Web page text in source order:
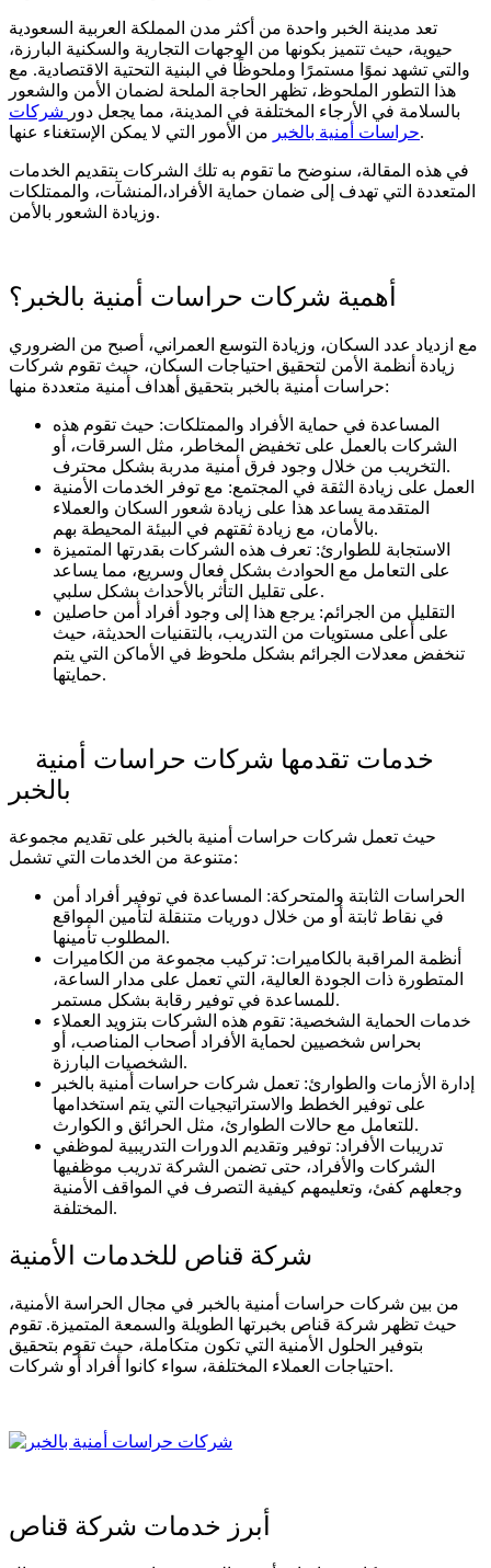
تعد مدينة الخبر واحدة من أكثر مدن المملكة العربية السعودية
حيوية، حيث تتميز بكونها من الوجهات التجارية والسكنية البارزة،
والتي تشهد نموًا مستمرًا وملحوظًا في البنية التحتية الاقتصادية. مع
هذا التطور الملحوظ، تظهر الحاجة الملحة لضمان الأمن والشعور
بالسلامة في الأرجاء المختلفة في المدينة، مما يجعل دور شركات
حراسات أمنية بالخبرمن الأمور التي لا يمكن الإستغناء عنها.
في هذه المقالة، سنوضح ما تقوم به تلك الشركات بتقديم الخدمات
المتعددة التي تهدف إلى ضمان حماية الأفراد،المنشآت، والممتلكات
وزيادة الشعور بالأمن.
أهمية شركات حراسات أمنية بالخبر؟
مع ازدياد عدد السكان، وزيادة التوسع العمراني، أصبح من الضروري
زيادة أنظمة الأمن لتحقيق احتياجات السكان، حيث تقوم شركات
حراسات أمنية بالخبر بتحقيق أهداف أمنية متعددة منها:
المساعدة في حماية الأفراد والممتلكات: حيث تقوم هذه
الشركات بالعمل على تخفيض المخاطر، مثل السرقات، أو
التخريب من خلال وجود فرق أمنية مدربة بشكل محترف.
العمل على زيادة الثقة في المجتمع: مع توفر الخدمات الأمنية
المتقدمة يساعد هذا على زيادة شعور السكان والعملاء
بالأمان، مع زيادة ثقتهم في البيئة المحيطة بهم.
الاستجابة للطوارئ: تعرف هذه الشركات بقدرتها المتميزة
على التعامل مع الحوادث بشكل فعال وسريع، مما يساعد
على تقليل التأثر بالأحداث بشكل سلبي.
التقليل من الجرائم: يرجع هذا إلى وجود أفراد أمن حاصلين
على أعلى مستويات من التدريب، بالتقنيات الحديثة، حيث
تنخفض معدلات الجرائم بشكل ملحوظ في الأماكن التي يتم
حمايتها.
خدمات تقدمها شركات حراسات أمنية
حيث تعمل شركات حراسات أمنية بالخبر على تقديم مجموعة
متنوعة من الخدمات التي تشمل:
الحراسات الثابتة والمتحركة: المساعدة في توفير أفراد أمن
في نقاط ثابتة أو من خلال دوريات متنقلة لتأمين المواقع
المطلوب تأمينها.
أنظمة المراقبة بالكاميرات: تركيب مجموعة من الكاميرات
المتطورة ذات الجودة العالية، التي تعمل على مدار الساعة،
للمساعدة في توفير رقابة بشكل مستمر.
خدمات الحماية الشخصية: تقوم هذه الشركات بتزويد العملاء
بحراس شخصيين لحماية الأفراد أصحاب المناصب، أو
الشخصيات البارزة.
إدارة الأزمات والطوارئ: تعمل شركات حراسات أمنية بالخبر
على توفير الخطط والاستراتيجيات التي يتم استخدامها
للتعامل مع حالات الطوارئ، مثل الحرائق و الكوارث.
تدريبات الأفراد: توفير وتقديم الدورات التدريبية لموظفي
الشركات والأفراد، حتى تضمن الشركة تدريب موظفيها
وجعلهم كفئ، وتعليمهم كيفية التصرف في المواقف الأمنية
المختلفة.
شركة قناص للخدمات الأمنية
من بين شركات حراسات أمنية بالخبر في مجال الحراسة الأمنية،
حيث تظهر شركة قناص بخبرتها الطويلة والسمعة المتميزة. تقوم
بتوفير الحلول الأمنية التي تكون متكاملة، حيث تقوم بتحقيق
احتياجات العملاء المختلفة، سواء كانوا أفراد أو شركات.
أبرز خدمات شركة قناص